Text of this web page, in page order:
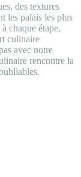
des textures
les palais les plus
chaque étape,
culinaire
avec notre
rencontre la